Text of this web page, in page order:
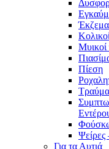
Μυικοί
Πίεση
Ψείρες
Για τα Αυτιά